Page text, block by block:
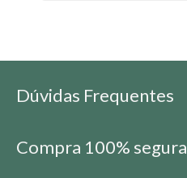
Dúvidas Frequentes
Compra 100% segura